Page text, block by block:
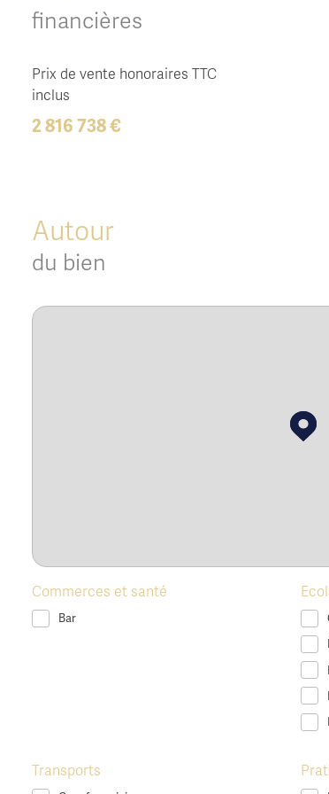
financières
Prix de vente honoraires TTC
inclus
2 816 738 €
Autour
du bien
Commerces et santé
Bar
Transports